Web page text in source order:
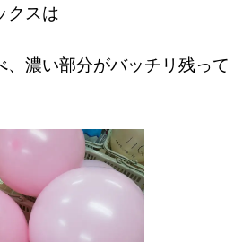
クスは
、濃い部分がバッチリ残って